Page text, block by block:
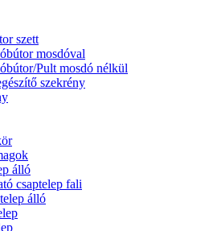
szett
mosdóval
Pult mosdó nélkül
szekrény
álló
csaptelep fali
álló